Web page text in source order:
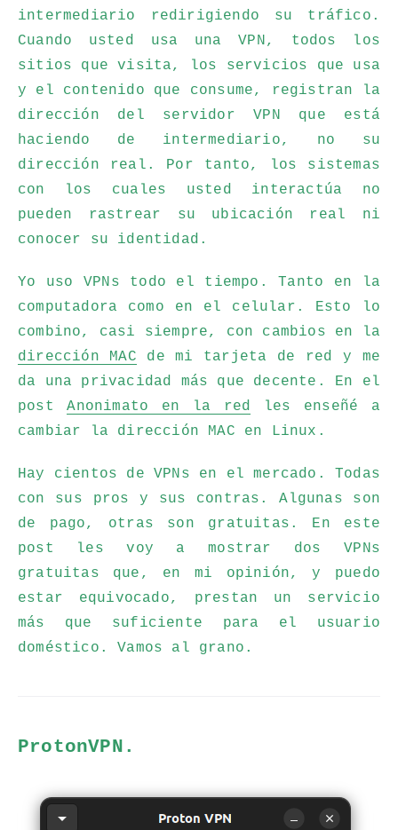
intermediario redirigiendo su tráfico.
Cuando usted usa una VPN, todos los
sitios que visita, los servicios que usa
y el contenido que consume, registran la
dirección del servidor VPN que está
haciendo de intermediario, no su
dirección real. Por tanto, los sistemas
con los cuales usted interactúa no
pueden rastrear su ubicación real ni
conocer su identidad.
Yo uso VPNs todo el tiempo. Tanto en la
computadora como en el celular. Esto lo
combino, casi siempre, con cambios en la
dirección MAC de mi tarjeta de red y me
da una privacidad más que decente. En el
postAnonimato en la red les enseñé a
cambiar la dirección MAC en Linux.
Hay cientos de VPNs en el mercado. Todas
con sus pros y sus contras. Algunas son
de pago, otras son gratuitas. En este
post les voy a mostrar dos VPNs
gratuitas que, en mi opinión, y puedo
estar equivocado, prestan un servicio
más que suficiente para el usuario
doméstico. Vamos al grano.
ProtonVPN.